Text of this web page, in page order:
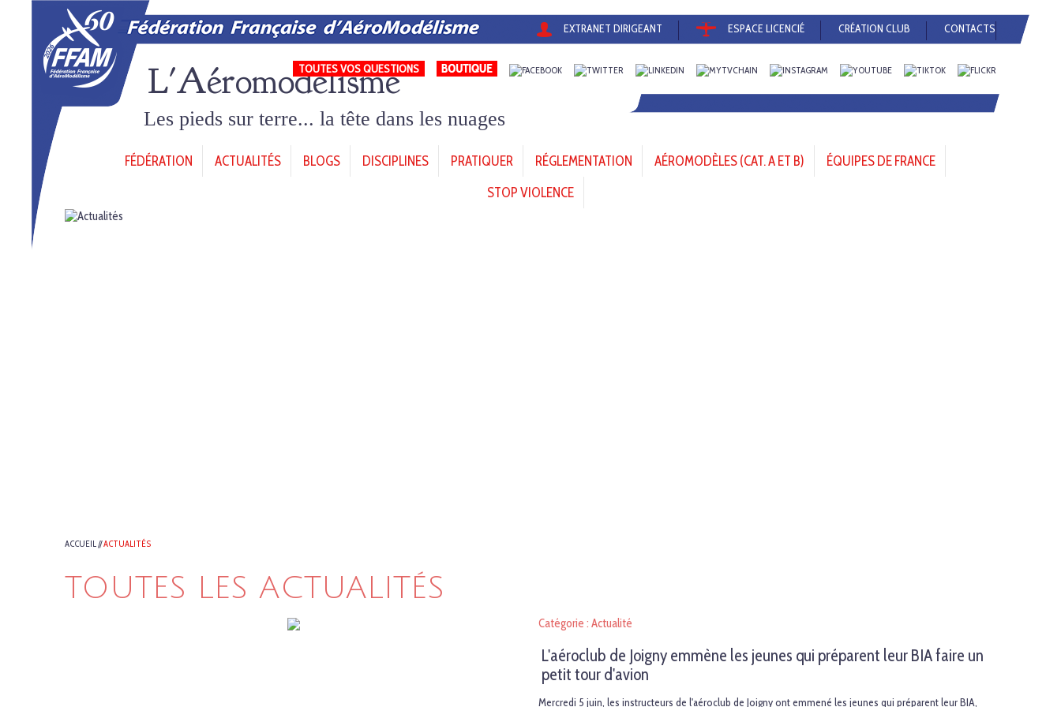
EXTRANET DIRIGEANT ESPACE LICENCIÉ CRÉATION CLUB CONTACTS
TOUTES VOS QUESTIONS
L'Aéromodélisme
Les pieds sur terre... la tête dans les nuages
FÉDÉRATION ACTUALITÉS BLOGS DISCIPLINES PRATIQUER RÉGLEMENTATION AÉROMODÈLES (CAT. A ET B)
ÉQUIPES DE FRANCE
STOP VIOLENCE
ACCUEIL//ACTUALITÉS
TOUTES LES ACTUALITÉS
Catégorie : Actualité
L'aéroclub de Joigny emmène les jeunes qui préparent leur BIA faire un
petit tour d'avion
Mercredi 5 juin, les instructeurs de l'aéroclub de Joigny ont emmené les jeunes qui préparent leur BIA,